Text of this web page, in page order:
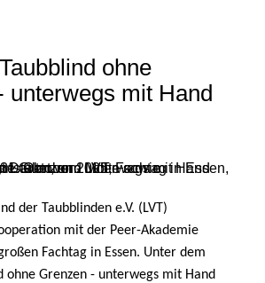
ohne
unterwegs mit Hand
der Taubblinden e.V. (LVT)
mit der Peer-Akademie
Fachtag in Essen. Unter dem
ohne Grenzen - unterwegs mit Hand